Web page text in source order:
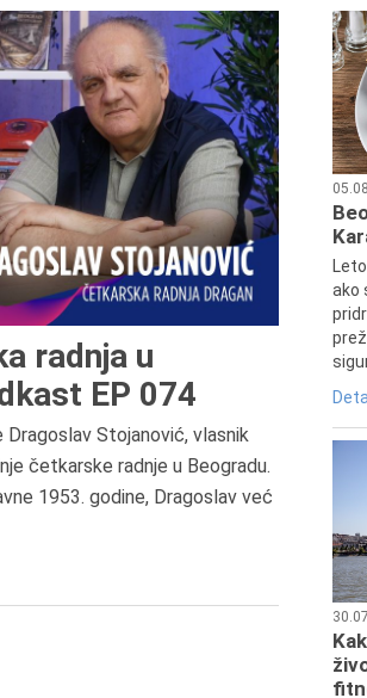
radnja u
EP 074
Stojanović, vlasnik
četkarske radnje u Beogradu.
1953. godine, Dragoslav već
ako